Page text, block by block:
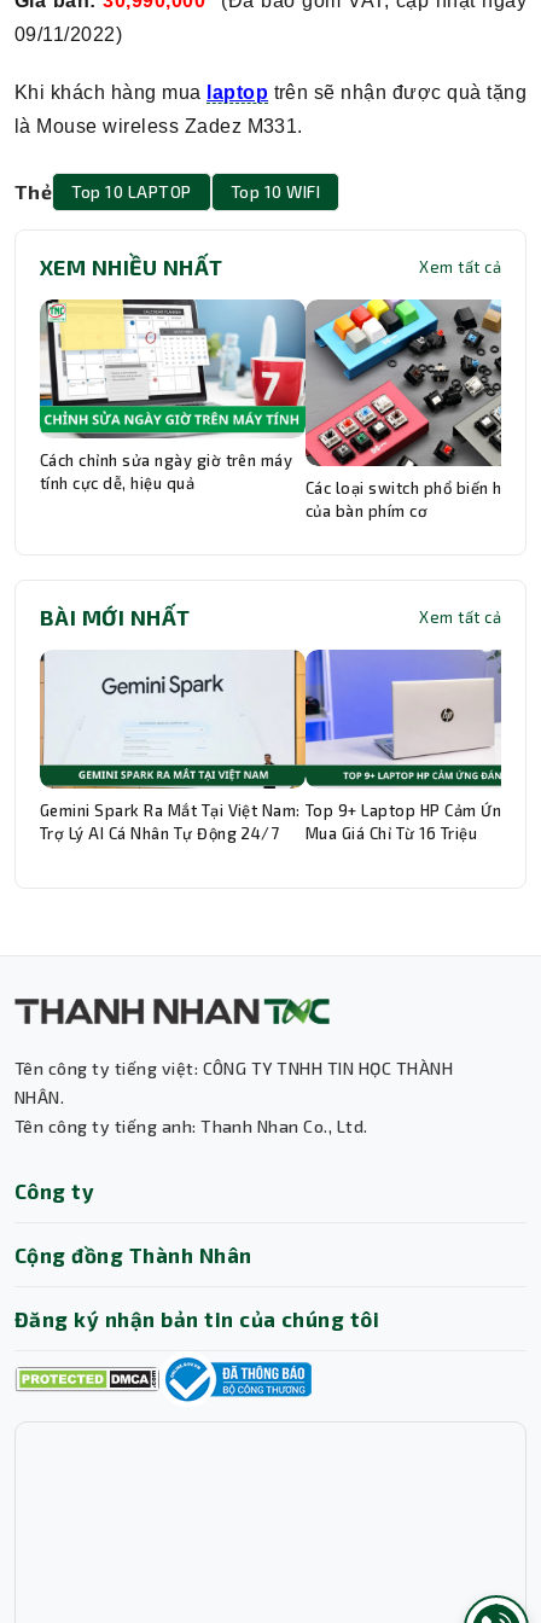
09/11/2022)
Khi khách hàng mua laptop trên sẽ nhận được quà tặng
là Mouse wireless Zadez M331.
Thẻ Top 10 LAPTOP Top 10 WIFI
XEM NHIỀU NHẤT Xem tất cả
Cách chỉnh sửa ngày giờ trên máy
tính cực dễ, hiệu quả
Các loại switch phổ biến hiện
của bàn phím cơ
BÀI MỚI NHẤT Xem tất cả
Gemini Spark Ra Mắt Tại Việt Nam:
Trợ Lý AI Cá Nhân Tự Động 24/7
Top 9+ Laptop HP Cảm Ứng
Mua Giá Chỉ Từ 16 Triệu
Tên công ty tiếng việt: CÔNG TY TNHH TIN HỌC THÀNH
NHÂN.
Tên công ty tiếng anh: Thanh Nhan Co., Ltd.
Công ty
Cộng đồng Thành Nhân
Đăng ký nhận bản tin của chúng tôi
Trợ lý AI • Phản hồi tức thì